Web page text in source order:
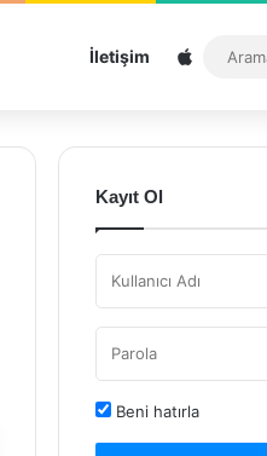
İletişim Sitemap
Kayıt Ol
Beni hatırla